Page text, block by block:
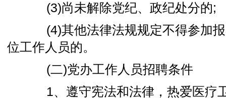
(3)尚未解除党纪、政纪处分的;
(4)其他法律法规规定不得参加报
位工作人员的。
(二)党办工作人员招聘条件
1、遵守宪法和法律，热爱医疗